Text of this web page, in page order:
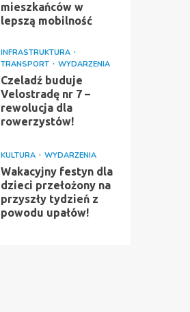
mieszkańców w
lepszą mobilność
INFRASTRUKTURA
TRANSPORT
WYDARZENIA
Czeladź buduje
Velostradę nr 7 –
rewolucja dla
rowerzystów!
KULTURA WYDARZENIA
Wakacyjny festyn dla
dzieci przełożony na
przyszły tydzień z
powodu upałów!